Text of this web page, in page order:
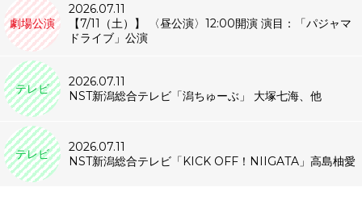
劇場公演
2026.07.11
【7/11（土）】 〈昼公演〉12:00開演 演目：「パジャマ
ドライブ」公演
テレビ
2026.07.11
NST新潟総合テレビ「潟ちゅーぶ」 大塚七海、他
テレビ
2026.07.11
NST新潟総合テレビ「KICK OFF！NIIGATA」高島柚愛